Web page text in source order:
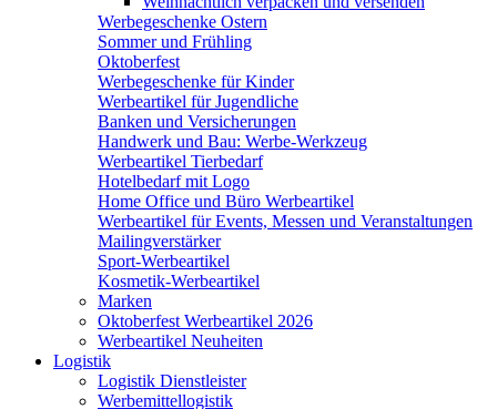
Werbegeschenke Ostern
Sommer und Frühling
Oktoberfest
Werbegeschenke für Kinder
Werbeartikel für Jugendliche
Banken und Versicherungen
Handwerk und Bau: Werbe-Werkzeug
Werbeartikel Tierbedarf
Hotelbedarf mit Logo
Home Office und Büro Werbeartikel
Werbeartikel für Events, Messen und Veranstaltungen
Mailingverstärker
Sport-Werbeartikel
Kosmetik-Werbeartikel
Marken
Oktoberfest Werbeartikel 2026
Werbeartikel Neuheiten
Logistik
Logistik Dienstleister
Werbemittellogistik